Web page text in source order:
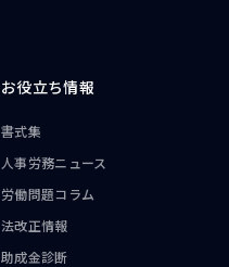
お役立ち情報
書式集
人事労務ニュース
労働問題コラム
法改正情報
助成金診断